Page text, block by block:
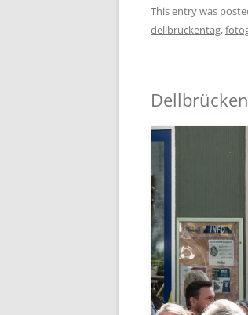
This entry was
dellbrückentag,